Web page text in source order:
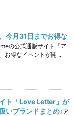
今月31日までお得な
の公式通販サイト「ア
お得なイベントが開 ...
ト「Love Letter」が
いブランドまとめ♪ア